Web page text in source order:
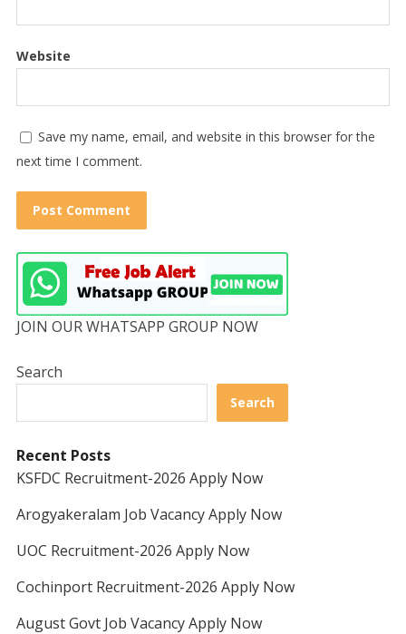
Website
Save my name, email, and website in this browser for the
next time I comment.
JOIN OUR WHATSAPP GROUP NOW
Search
Search
Recent Posts
KSFDC Recruitment-2026 Apply Now
Arogyakeralam Job Vacancy Apply Now
UOC Recruitment-2026 Apply Now
Cochinport Recruitment-2026 Apply Now
August Govt Job Vacancy Apply Now